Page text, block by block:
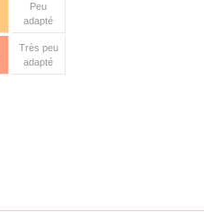
Peu
adapté
Très peu
adapté